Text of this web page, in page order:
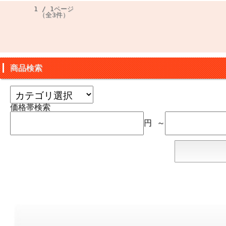
1 / 1ページ
（全3件）
商品検索
価格帯検索
円 ～